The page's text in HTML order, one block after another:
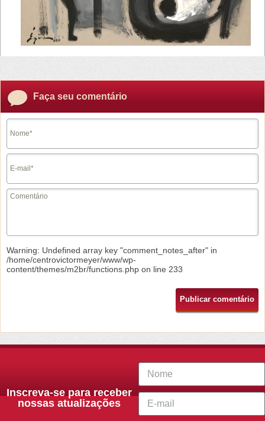
Faça seu comentário
Warning: Undefined array key "comment_notes_after" in
/home/centrovictormeyer/www/wp-
content/themes/m2br/functions.php on line 233
Inscreva-se para receber
nossas atualizações